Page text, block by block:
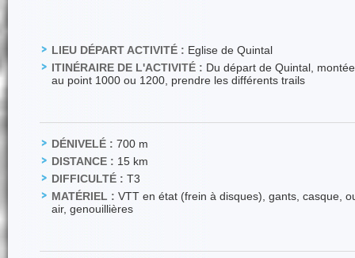
LIEU DÉPART ACTIVITÉ : Eglise de Quintal
ITINÉRAIRE DE L'ACTIVITÉ : Du départ de Quintal,
au point 1000 ou 1200, prendre les différents trails
DÉNIVELÉ : 700 m
DISTANCE : 15 km
DIFFICULTÉ : T3
MATÉRIEL : VTT en état (frein à disques), gants, casque,
air, genouillières